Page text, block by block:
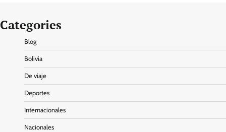
Categories
Blog
Bolivia
De viaje
Deportes
Internacionales
Nacionales